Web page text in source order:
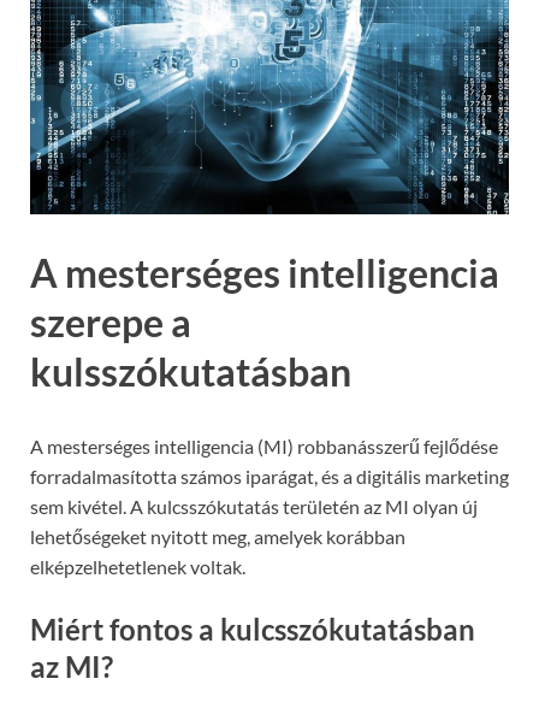
A mesterséges intelligencia
szerepe a
kulsszókutatásban
A mesterséges intelligencia (MI) robbanásszerű fejlődése
forradalmasította számos iparágat, és a digitális marketing
sem kivétel. A kulcsszókutatás területén az MI olyan új
lehetőségeket nyitott meg, amelyek korábban
elképzelhetetlenek voltak.
Miért fontos a kulcsszókutatásban
az MI?